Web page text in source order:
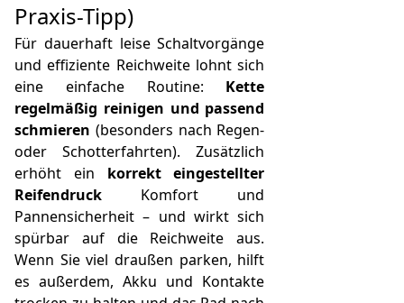
Praxis-Tipp)
Für dauerhaft leise Schaltvorgänge
und effiziente Reichweite lohnt sich
eine einfache Routine: Kette
regelmäßig reinigen und passend
schmieren (besonders nach Regen-
oder Schotterfahrten). Zusätzlich
erhöht ein korrekt eingestellter
Reifendruck Komfort und
Pannensicherheit – und wirkt sich
spürbar auf die Reichweite aus.
Wenn Sie viel draußen parken, hilft
es außerdem, Akku und Kontakte